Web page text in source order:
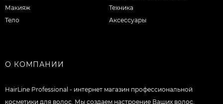
Макияж
Тело
Техника
Аксессуары
О КОМПАНИИ
HairLine Professional - интернет магазин профессиональной
косметики для волос. Мы создаем настроение Ваших волос.